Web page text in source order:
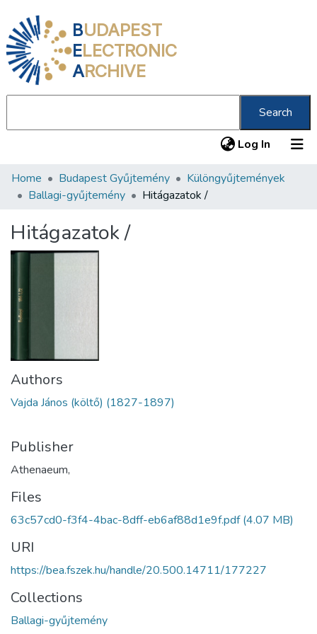
BUDAPEST
ELECTRONIC
ARCHIVE
Search
Log In (current)
Communities & Collections
Statistics
Home Budapest Gyűjtemény
Különgyűjtemények
Ballagi-gyűjtemény
Hitágazatok /
Hitágazatok /
Authors
Vajda János (költő) (1827-1897)
Publisher
Athenaeum,
Files
63c57cd0-f3f4-4bac-8dff-eb6af88d1e9f.pdf(4.07 MB)
URI
https://bea.fszek.hu/handle/20.500.14711/177227
Collections
Ballagi-gyűjtemény